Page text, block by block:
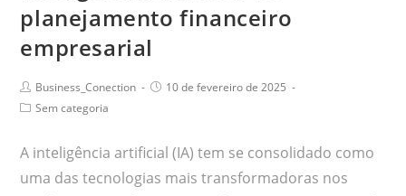
planejamento financeiro
empresarial
Business_Conection
10 de fevereiro de 2025
Sem categoria
A inteligência artificial (IA) tem se consolidado como
uma das tecnologias mais transformadoras nos